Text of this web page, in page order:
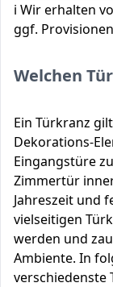
ℹ️ Wir erhalten
ggf. Provisionen
Welchen
Ein Türkranz
Dekorations-
Eingangstüre
Zimmertür
Jahreszeit und
vielseitigen
werden und
Ambiente. In
verschiedenste